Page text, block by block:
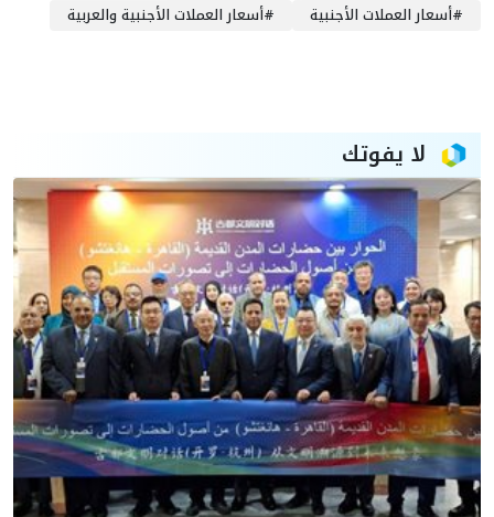
#أسعار العملات الأجنبية #أسعار العملات الأجنبية والعربية
لا يفوتك